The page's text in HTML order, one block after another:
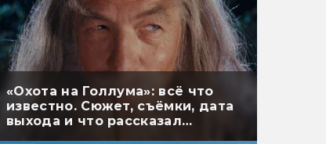
«Охота на Голлума»: всё что
известно. Сюжет, съёмки, дата
выхода и что рассказал